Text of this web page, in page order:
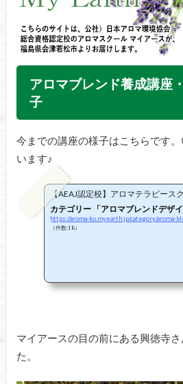
アロマブレンド養成講座
子
今までの講座の様子はこちらです
います♪
【AEAJ認定校】アロマテラピー
カテゴリー 「アロマブレンドデザイ
https://aroma-ko.myearth.jp/category/aroma-
（件数:18）
マイアースの目の前にある興徳寺
た。